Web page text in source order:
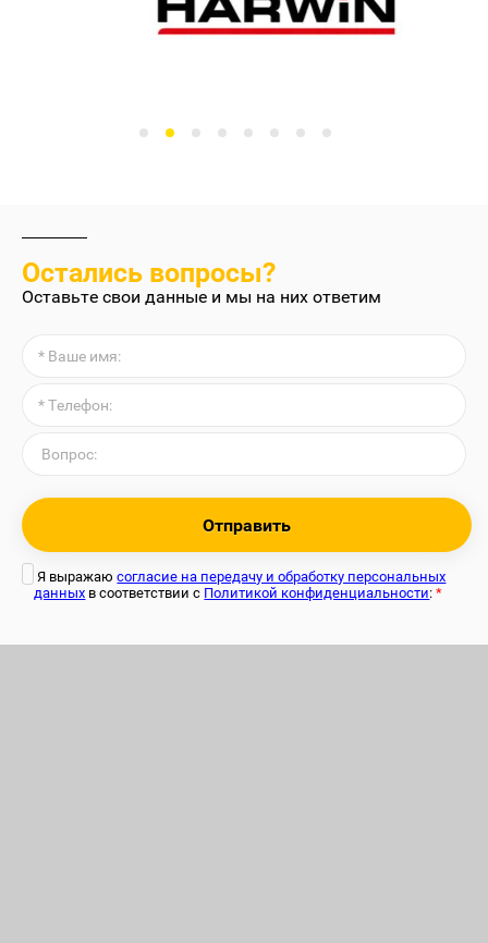
Остались вопросы?
Оставьте свои данные и мы на них ответим
Отправить
Я выражаюсогласие на передачу и обработку персональных
данных в соответствии с Политикой конфиденциальности:*